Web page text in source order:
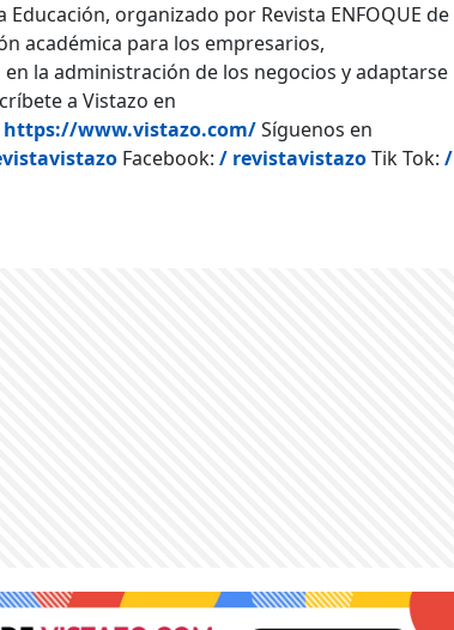
organizado por Revista ENFOQUE de
académica para los empresarios,
la administración de los negocios y adaptarse
a Vistazo en
https://www.vistazo.com/Síguenos en
Facebook: / revistavistazoTik Tok: /